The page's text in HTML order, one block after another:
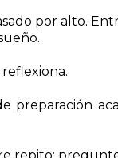
por alto.